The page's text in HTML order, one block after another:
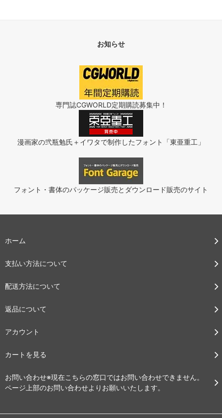
お知らせ
専門誌CGWORLD定期購読募集中！
漫画家の弐瓶勉氏＋イワタで制作したフォント「東亜重工」
フォント・書体のパッケージ販売とダウンロード販売のサイト
ホーム
支払い方法について
配送方法について
返品について
アカウント
カートを見る
お問い合わせ※現在こちらの窓口ではお問い合わせできません。
ページ上部のお問い合わせよりお願いいたします。